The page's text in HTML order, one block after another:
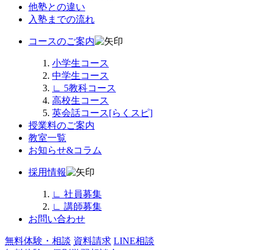
他塾との違い
入塾までの流れ
コースのご案内
小学生コース
中学生コース
∟ 5教科コース
高校生コース
英会話コース[らくスピ]
授業料のご案内
教室一覧
お知らせ&コラム
採用情報
∟ 社員募集
∟ 講師募集
お問い合わせ
無料体験・相談 資料請求 LINE相談